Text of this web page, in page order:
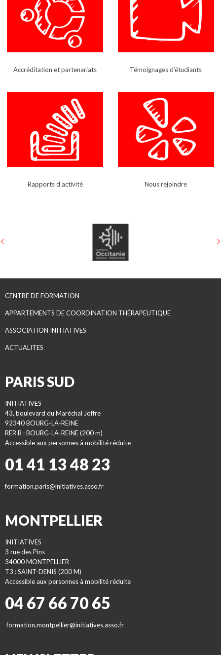
Accréditation et partenariats Témoignages d’étudiants
Rapports d’activité Nous rejoindre
CENTRE DE FORMATION
APPARTEMENTS DE COORDINATION THÉRAPEUTIQUE
ASSOCIATION INITIATIVES
ACTUALITES
PARIS SUD
INITIATIVES
43, boulevard du Maréchal Joffre
92340 BOURG-LA-REINE
RER B : BOURG-LA-REINE (200 m)
Accessible aux personnes à mobilité réduite
01 41 13 48 23
formation.paris@initiatives.asso.fr
MONTPELLIER
INITIATIVES
3 rue des Pins
34000 MONTPELLIER
T3 : SAINT-DENIS (200 M)
Accessible aux personnes à mobilité réduite
04 67 66 70 65
formation.montpellier@initiatives.asso.fr